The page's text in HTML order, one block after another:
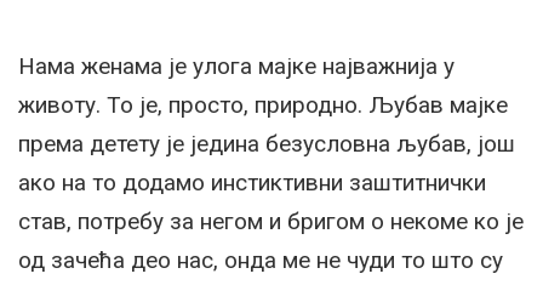
Нама женама је улога мајке најважнија у
животу. То је, просто, природно. Љубав мајке
према детету је једина безусловна љубав, још
ако на то додамо инстиктивни заштитнички
став, потребу за негом и бригом о некоме ко је
од зачећа део нас, онда ме не чуди то што су